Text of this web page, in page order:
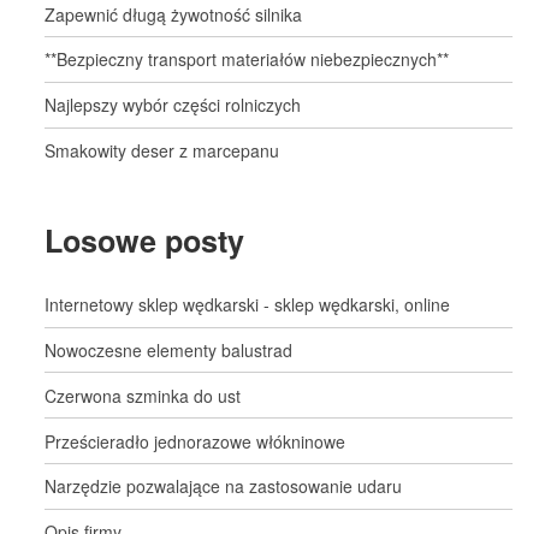
Zapewnić długą żywotność silnika
**Bezpieczny transport materiałów niebezpiecznych**
Najlepszy wybór części rolniczych
Smakowity deser z marcepanu
Losowe posty
Internetowy sklep wędkarski - sklep wędkarski, online
Nowoczesne elementy balustrad
Czerwona szminka do ust
Prześcieradło jednorazowe włókninowe
Narzędzie pozwalające na zastosowanie udaru